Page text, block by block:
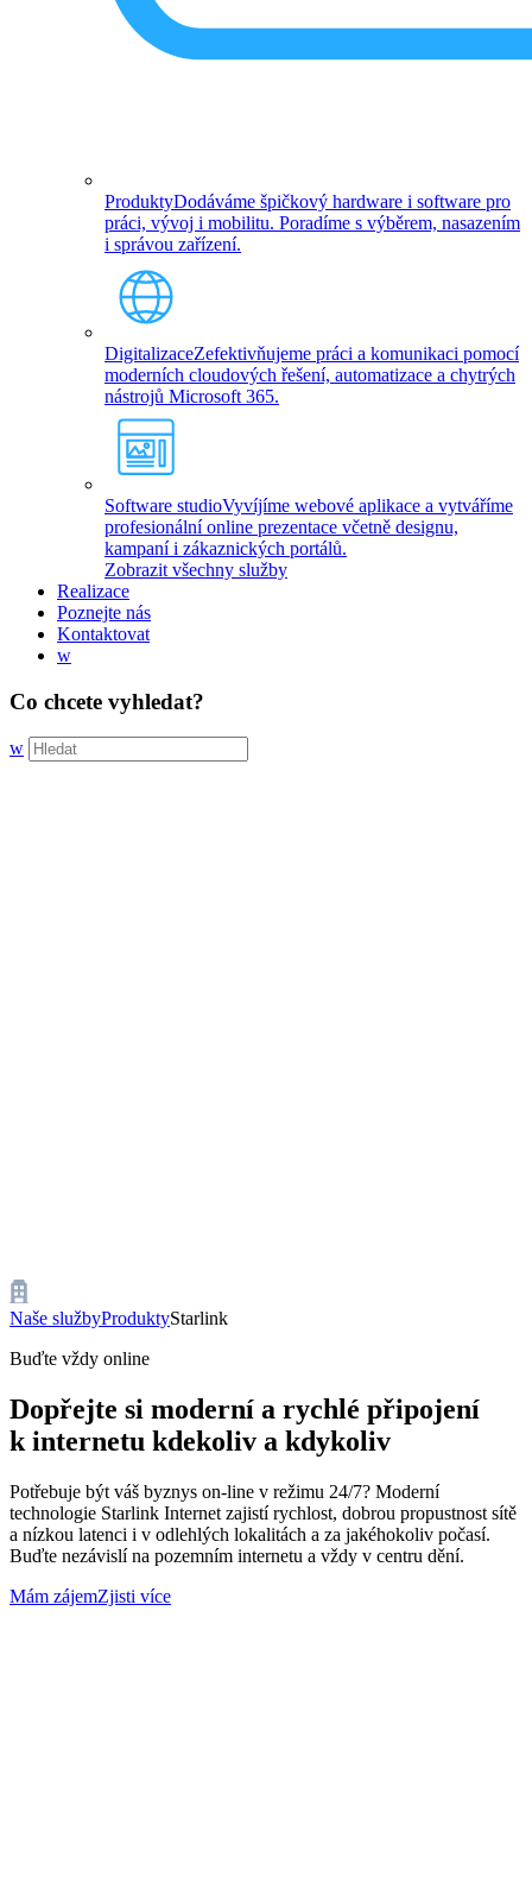
ProduktyDodáváme špičkový hardware i software pro
práci, vývoj i mobilitu. Poradíme s výběrem, nasazením
i správou zařízení.
DigitalizaceZefektivňujeme práci a komunikaci pomocí
moderních cloudových řešení, automatizace a chytrých
nástrojů Microsoft 365.
Software studioVyvíjíme webové aplikace a vytváříme
profesionální online prezentace včetně designu,
kampaní i zákaznických portálů.
Zobrazit všechny služby
Realizace
Poznejte nás
Kontaktovat
w
Co chcete vyhledat?
w
Naše službyProduktyStarlink
Buďte vždy online
Dopřejte si moderní a rychlé připojení
k internetu kdekoliv a kdykoliv
Potřebuje být váš byznys on-line v režimu 24/7? Moderní
technologie Starlink Internet zajistí rychlost, dobrou propustnost sítě
a nízkou latenci i v odlehlých lokalitách a za jakéhokoliv počasí.
Buďte nezávislí na pozemním internetu a vždy v centru dění.
Mám zájemZjisti více